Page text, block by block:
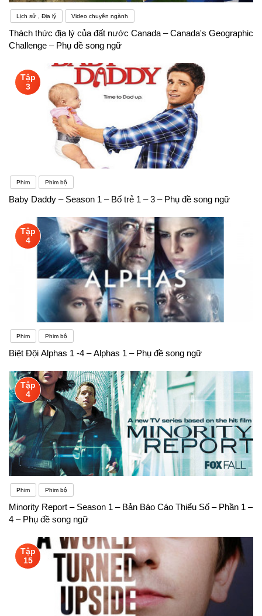
Lịch sử , Địa lý Video chuyên ngành
Thách thức địa lý của đất nước Canada – Canada's Geographic
Challenge – Phụ đề song ngữ
Tập
3
Phim Phim bộ
Baby Daddy – Season 1 – Bố trẻ 1 – 3 – Phụ đề song ngữ
Tập
4
Phim Phim bộ
Biệt Đội Alphas 1 -4 – Alphas 1 – Phụ đề song ngữ
Tập
4
Phim Phim bộ
Minority Report – Season 1 – Bản Báo Cáo Thiểu Số – Phần 1 –
4 – Phụ đề song ngữ
Tập
15